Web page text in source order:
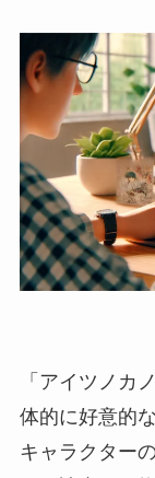
「アイツノカ
体的に好意的
キャラクター